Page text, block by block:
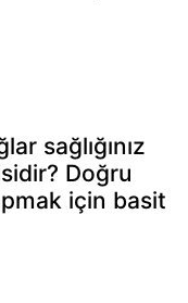
sağlığınız
Doğru
için basit